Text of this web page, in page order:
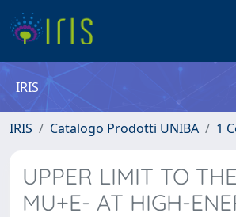
IRIS
IRIS Catalogo Prodotti UNIBA 1
UPPER LIMIT TO
MU+E- AT HIGH-